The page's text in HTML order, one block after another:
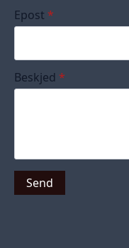
Epost *
Beskjed *
Send